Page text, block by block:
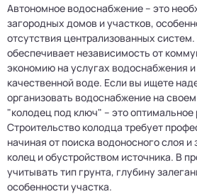
Автономное водоснабжение – это
загородных домов и участков,
отсутствия централизованных
обеспечивает независимость от
экономию на услугах водоснабжения и
качественной воде. Если вы ищете
организовать водоснабжение на
"колодец под ключ" – это
Строительство колодца требует
начиная от поиска водоносного слоя
колец и обустройством источника. В
учитывать тип грунта, глубину
особенности участка.